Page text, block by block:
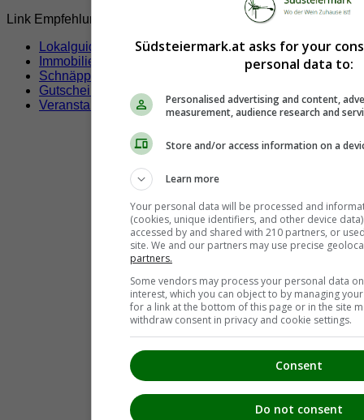
Link Empfehlungen
Lokalguide
Immobilien
Schnäppchen
Gutscheine & Rabatte
Veranstaltungen
Südsteiermark.at asks for your
personal data to:
Personalised advertising and content,
measurement, audience research and
Store and/or access information on a
Learn more
Your personal data will be processed and
(cookies, unique identifiers, and other device
accessed by and shared with 210 partners, or
site. We and our partners may use precise
partners.
Some vendors may process your personal data
interest, which you can object to by managing
for a link at the bottom of this page or in the site
withdraw consent in privacy and cookie settings.
Consent
Do not consent